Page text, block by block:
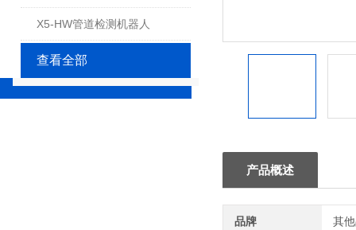
X5-HW管道检测机器人
查看全部
产品概述
品牌 其